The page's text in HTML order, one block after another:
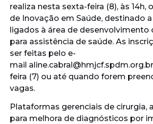
realiza nesta sexta-feira (8), às 14h,
de Inovação em Saúde, destinado
ligados à área de desenvolvimento
para assistência de saúde. As
ser feitas pelo e-
mail
feira (7) ou até quando forem
vagas.
Plataformas gerenciais de cirurgia,
para melhora de diagnósticos por